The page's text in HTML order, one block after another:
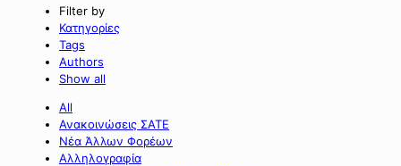
Filter by
Κατηγορίες
Tags
Authors
Show all
All
Ανακοινώσεις ΣΑΤΕ
Νέα Άλλων Φορέων
Αλληλογραφία